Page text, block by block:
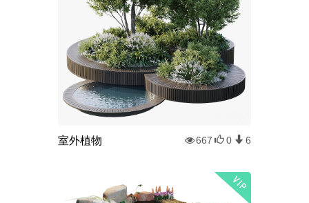
室外植物 667 0 6